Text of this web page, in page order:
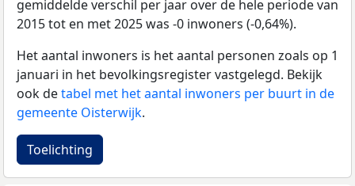
gemiddelde verschil per jaar over de hele periode van
2015 tot en met 2025 was -0 inwoners (-0,64%).
Het aantal inwoners is het aantal personen zoals op 1
januari in het bevolkingsregister vastgelegd. Bekijk
ook detabel met het aantal inwoners per buurt in de
gemeente Oisterwijk.
Toelichting